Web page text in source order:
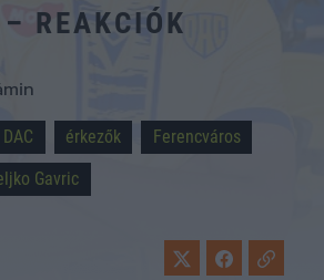
REAKCIÓK
DAC érkezők
Ferencváros
Gavric